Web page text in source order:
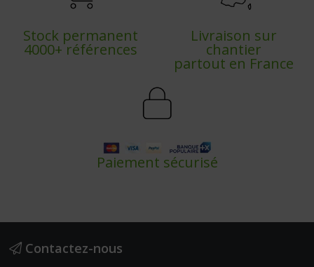
Stock permanent
4000+ références
Livraison sur
chantier
partout en France
Paiement sécurisé
Contactez-nous